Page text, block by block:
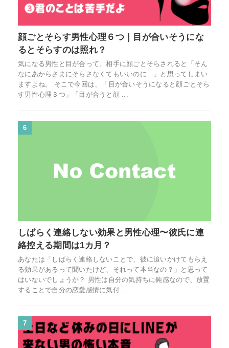
顔ごとそらす男性心理６つ｜目が合いそうにな
るとそらすのは照れ？
気になる男性と目が合って、相手に顔ごとそらされると「そん
なにあからさまにそらさなくてもいいのに…」と思ってしまい
ますよね。 そこで今回は、「目が合いそうになると顔ごとそら
す男性心理３つ」「目が合うと顔 ...
6
しばらく連絡しない効果と男性心理〜彼氏に連
絡控える期間は1カ月？
あなたは「しばらく連絡しないことで、彼に追いかけてもらえ
る効果があるって聞いたけど、それって本当なの？」と思って
はいないでしょうか？ 男性は自分の気持ちに鈍感なので、放置
することで自分の恋愛感情に気付 ...
7